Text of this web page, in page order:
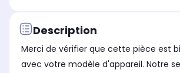
Description
Merci de vérifier que cette pièce est
avec votre modèle d'appareil. Notre